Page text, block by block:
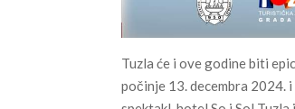
Tuzla će i ove godine biti
počinje 13. decembra 2024.